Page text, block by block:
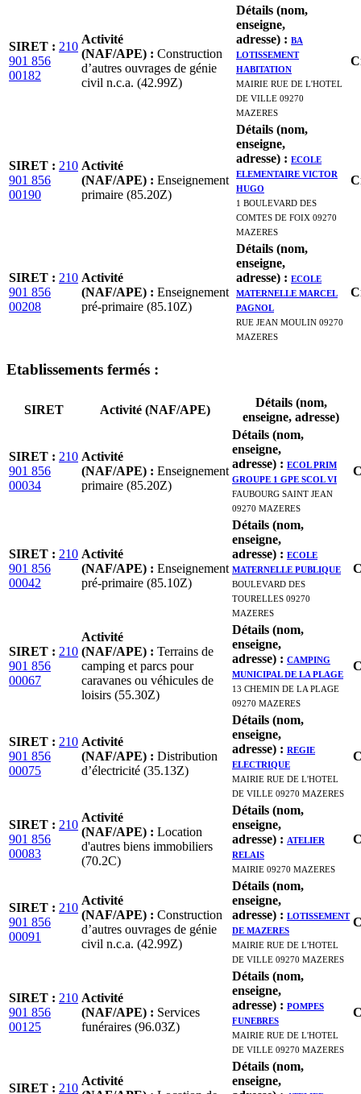
SIRET : 210
901 856
00182
Activité
(NAF/APE) : Construction
d’autres ouvrages de génie
civil n.c.a. (42.99Z)
Détails (nom,
enseigne,
adresse) : BA
LOTISSEMENT
HABITATION
MAIRIE RUE DE L'HOTEL
DE VILLE 09270
MAZERES
SIRET : 210
901 856
00190
Activité
(NAF/APE) : Enseignement
primaire (85.20Z)
Détails (nom,
enseigne,
adresse) : ECOLE
ELEMENTAIRE VICTOR
HUGO
1 BOULEVARD DES
COMTES DE FOIX 09270
MAZERES
SIRET : 210
901 856
00208
Activité
(NAF/APE) : Enseignement
pré-primaire (85.10Z)
Détails (nom,
enseigne,
adresse) : ECOLE
MATERNELLE MARCEL
PAGNOL
RUE JEAN MOULIN 09270
MAZERES
Etablissements fermés :
SIRET Activité (NAF/APE)
Détails (nom,
enseigne, adresse)
SIRET : 210
901 856
00034
Activité
(NAF/APE) : Enseignement
primaire (85.20Z)
Détails (nom,
enseigne,
adresse) : ECOL PRIM
GROUPE 1 GPE SCOL VI
FAUBOURG SAINT JEAN
09270 MAZERES
SIRET : 210
901 856
00042
Activité
(NAF/APE) : Enseignement
pré-primaire (85.10Z)
Détails (nom,
enseigne,
adresse) : ECOLE
MATERNELLE PUBLIQUE
BOULEVARD DES
TOURELLES 09270
MAZERES
SIRET : 210
901 856
00067
Activité
(NAF/APE) : Terrains de
camping et parcs pour
caravanes ou véhicules de
loisirs (55.30Z)
Détails (nom,
enseigne,
adresse) : CAMPING
MUNICIPAL DE LA PLAGE
13 CHEMIN DE LA PLAGE
09270 MAZERES
SIRET : 210
901 856
00075
Activité
(NAF/APE) : Distribution
d’électricité (35.13Z)
Détails (nom,
enseigne,
adresse) : REGIE
ELECTRIQUE
MAIRIE RUE DE L'HOTEL
DE VILLE 09270 MAZERES
SIRET : 210
901 856
00083
Activité
(NAF/APE) : Location
d'autres biens immobiliers
(70.2C)
Détails (nom,
enseigne,
adresse) : ATELIER
RELAIS
MAIRIE 09270 MAZERES
SIRET : 210
901 856
00091
Activité
(NAF/APE) : Construction
d’autres ouvrages de génie
civil n.c.a. (42.99Z)
Détails (nom,
enseigne,
adresse) : LOTISSEMENT
DE MAZERES
MAIRIE RUE DE L'HOTEL
DE VILLE 09270 MAZERES
SIRET : 210
901 856
00125
Activité
(NAF/APE) : Services
funéraires (96.03Z)
Détails (nom,
enseigne,
adresse) : POMPES
FUNEBRES
MAIRIE RUE DE L'HOTEL
DE VILLE 09270 MAZERES
SIRET : 210
Activité
Détails (nom,
enseigne,